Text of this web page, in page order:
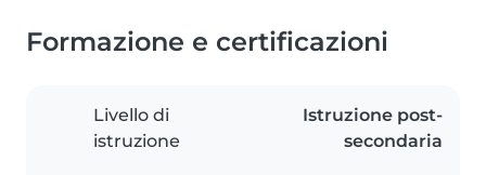
Formazione e certificazioni
Livello di
istruzione
Istruzione post-
secondaria